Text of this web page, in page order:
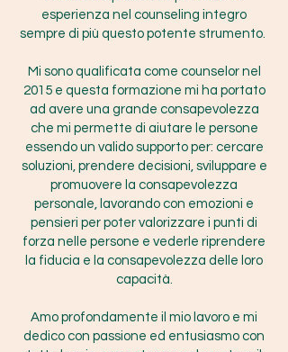
esperienza nel counseling integro
sempre di più questo potente strumento.
Mi sono qualificata come counselor nel
2015 e questa formazione mi ha portato
ad avere una grande consapevolezza
che mi permette di aiutare le persone
essendo un valido supporto per: cercare
soluzioni, prendere decisioni, sviluppare e
promuovere la consapevolezza
personale, lavorando con emozioni e
pensieri per poter valorizzare i punti di
forza nelle persone e vederle riprendere
la fiducia e la consapevolezza delle loro
capacità.
Amo profondamente il mio lavoro e mi
dedico con passione ed entusiasmo con